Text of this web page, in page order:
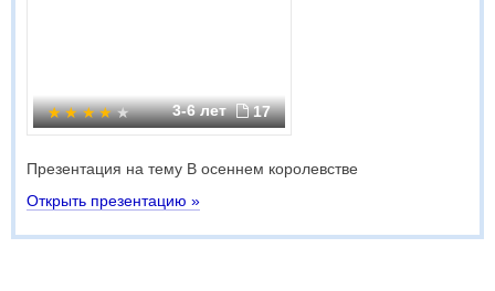
3-6 лет 17
Презентация на тему В осеннем королевстве
Открыть презентацию »